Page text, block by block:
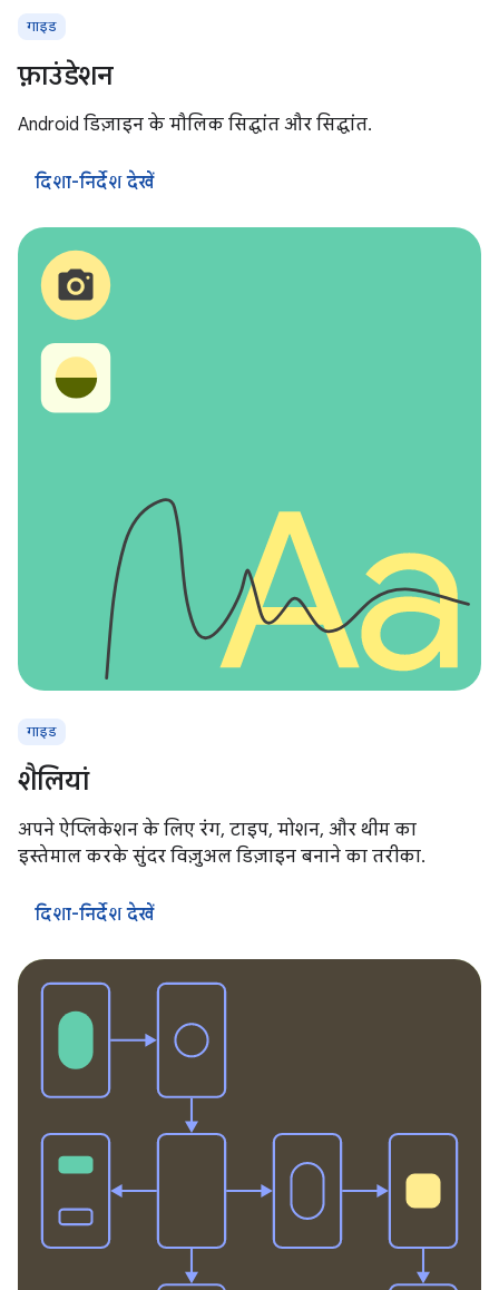
गाइड
फ़ाउंडेशन
Android डिज़ाइन के मौलिक सिद्धांत और सिद्धांत.
दिशा-निर्देश देखें
गाइड
शैलियां
अपने ऐप्लिकेशन के लिए रंग, टाइप, मोशन, और थीम का
इस्तेमाल करके सुंदर विज़ुअल डिज़ाइन बनाने का तरीका.
दिशा-निर्देश देखें